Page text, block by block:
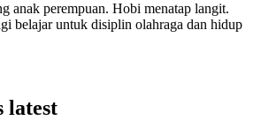
anak perempuan. Hobi menatap langit.
belajar untuk disiplin olahraga dan hidup
latest